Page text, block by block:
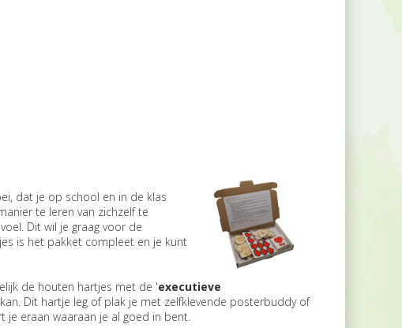
dat je op school en in de klas
te leren van zichzelf te
Dit wil je graag voor de
is het pakket compleet en je kunt
de houten hartjes met de 'executieve
Dit hartje leg of plak je met zelfklevende posterbuddy of
eraan waaraan je al goed in bent.